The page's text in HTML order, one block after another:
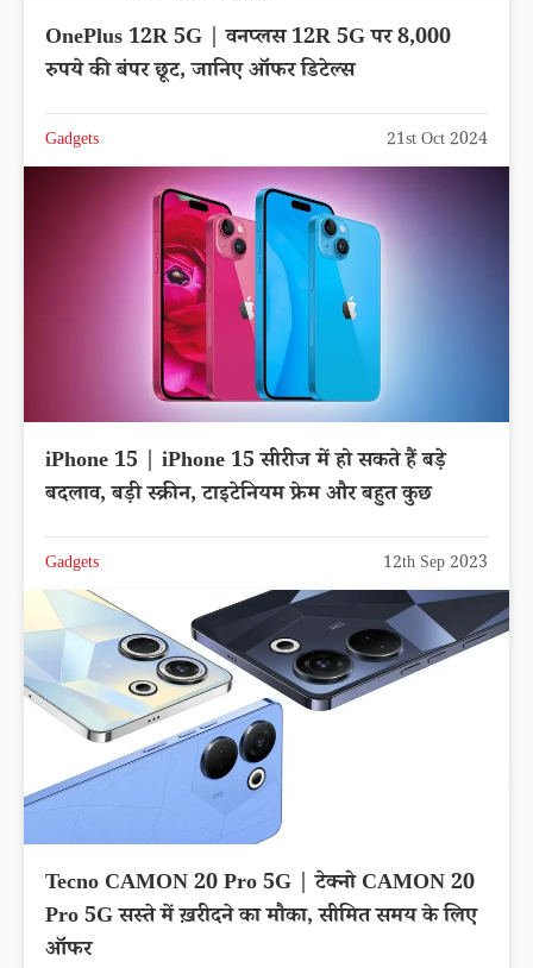
OnePlus 12R 5G | वनप्लस 12R 5G पर 8,000
रुपये की बंपर छूट, जानिए ऑफर डिटेल्स
Gadgets 21st Oct 2024
iPhone 15 | iPhone 15 सीरीज में हो सकते हैं बड़े
बदलाव, बड़ी स्क्रीन, टाइटेनियम फ्रेम और बहुत कुछ
Gadgets 12th Sep 2023
Tecno CAMON 20 Pro 5G | टेक्नो CAMON 20
Pro 5G सस्ते में ख़रीदने का मौका, सीमित समय के लिए
ऑफर